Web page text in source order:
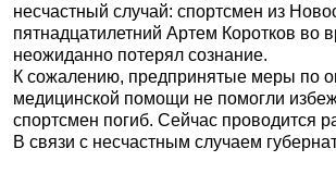
несчастный случай: спортсмен из
пятнадцатилетний Артем Коротков во
неожиданно потерял сознание.
К сожалению, предпринятые меры по
медицинской помощи не помогли
спортсмен погиб. Сейчас проводится
В связи с несчастным случаем